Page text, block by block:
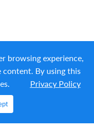
All Rights
browsing experience,
content. By using this
Privacy Policy